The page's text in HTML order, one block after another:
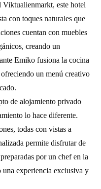
este hotel
con toques naturales que
cuentan con muebles
creando un
Emiko fusiona la cocina
un menú creativo
de alojamiento privado
lo hace diferente.
todas con vistas a
permite disfrutar de
por un chef en la
una experiencia exclusiva y